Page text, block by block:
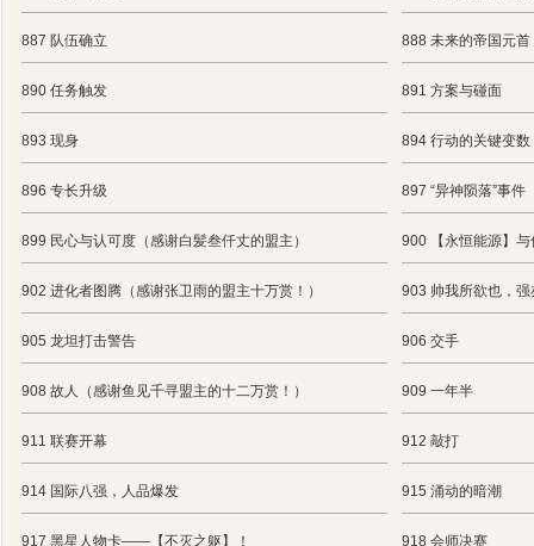
887 队伍确立 888 未来的帝国元首
890 任务触发 891 方案与碰面
893 现身 894 行动的关键变数
896 专长升级 897 “异神陨落”事件
899 民心与认可度（感谢白髪叁仟丈的盟主） 900 【永恒能源】与
902 进化者图腾（感谢张卫雨的盟主十万赏！） 903 帅我所欲也，
905 龙坦打击警告 906 交手
908 故人（感谢鱼见千寻盟主的十二万赏！） 909 一年半
911 联赛开幕 912 敲打
914 国际八强，人品爆发 915 涌动的暗潮
917 黑星人物卡——【不灭之躯】！ 918 会师决赛